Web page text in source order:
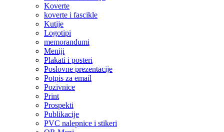
Koverte
koverte i fascikle
Kutije
Logotipi
memorandumi
Meniji
Plakati i posteri
Poslovne prezentacije
Potpis za email
Pozivnice
Print
Prospekti
Publikacije
PVC nalepnice i stikeri